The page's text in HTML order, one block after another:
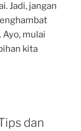
Jadi, jangan
mulai
kita
dan